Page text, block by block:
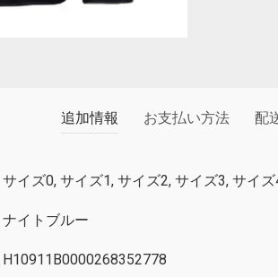
追加情報 お支払い方法 配
サイズ0, サイズ1, サイズ2, サイズ3, サイ
ナイトブルー
H10911B0000268352778